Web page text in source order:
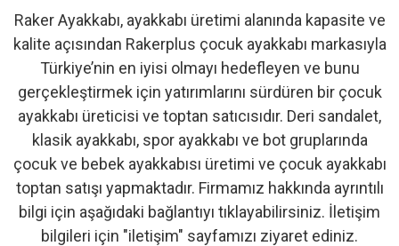
- İlk Adım & Bebek Ayakkabı
- Babetler
Raker Ayakkabı, ayakkabı üretimi alanında kapasite ve
kalite açısından Rakerplus çocuk ayakkabı markasıyla
Türkiye’nin en iyisi olmayı hedefleyen ve bunu
gerçekleştirmek için yatırımlarını sürdüren bir çocuk
ayakkabı üreticisi ve toptan satıcısıdır. Deri sandalet,
klasik ayakkabı, spor ayakkabı ve bot gruplarında
çocuk ve bebek ayakkabısı üretimi ve çocuk ayakkabı
toptan satışı yapmaktadır. Firmamız hakkında ayrıntılı
bilgi için aşağıdaki bağlantıyı tıklayabilirsiniz. İletişim
bilgileri için "iletişim" sayfamızı ziyaret ediniz.